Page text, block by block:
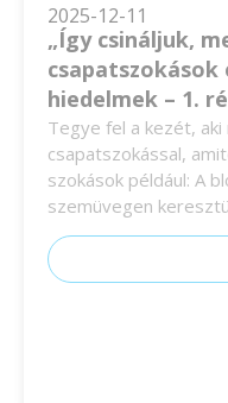
2025-12-11
„Így csináljuk,
hiedelmek – 1.
Tegye fel a kezét,
csapatszokással,
szokások például: A
szemüvegen